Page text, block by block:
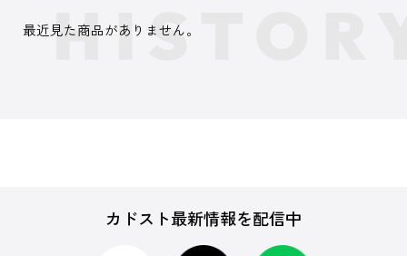
最近見た商品がありません。
カドスト最新情報を配信中